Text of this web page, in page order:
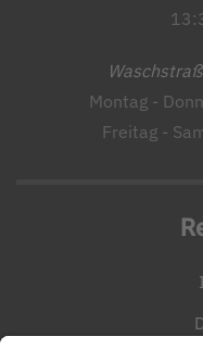
Montag -
Freitag -